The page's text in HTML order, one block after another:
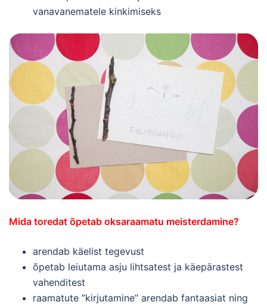
vanavanematele kinkimiseks
Mida toredat õpetab oksaraamatu meisterdamine?
arendab käelist tegevust
õpetab leiutama asju lihtsatest ja käepärastest
vahenditest
raamatute ”kirjutamine” arendab fantaasiat ning